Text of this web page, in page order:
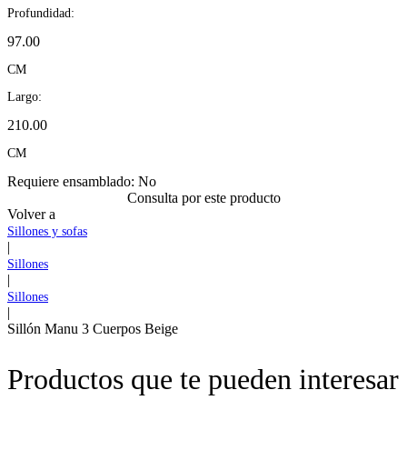
Profundidad:
97.00
CM
Largo:
210.00
CM
Requiere ensamblado: No
Consulta por este producto
Volver a
Sillones y sofas
|
Sillones
|
Sillones
|
Sillón Manu 3 Cuerpos Beige
Productos que te pueden interesar